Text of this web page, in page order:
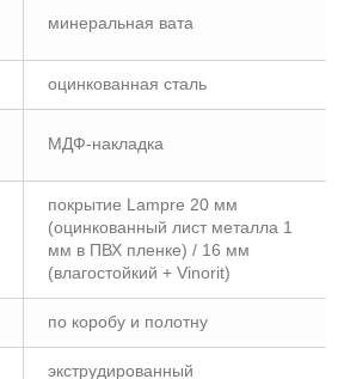
минеральная вата
оцинкованная сталь
МДФ-накладка
покрытие Lampre 20 мм
(оцинкованный лист металла 1
мм в ПВХ пленке) / 16 мм
(влагостойкий + Vinorit)
по коробу и полотну
экструдированный